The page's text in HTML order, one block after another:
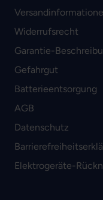
Widerrufsrecht
Garantie-
Gefahrgut
Batterieentsorgung
AGB
Datenschutz
Elektrogeräte-